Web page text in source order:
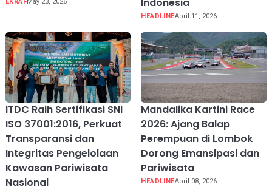
HEADLINEApril 11, 2026
ITDC Raih Sertifikasi SNI
ISO 37001:2016, Perkuat
Transparansi dan
Integritas Pengelolaan
Kawasan Pariwisata
Nasional
Mandalika Kartini Race
2026: Ajang Balap
Perempuan di Lombok
Dorong Emansipasi dan
Pariwisata
HEADLINEApril 08, 2026